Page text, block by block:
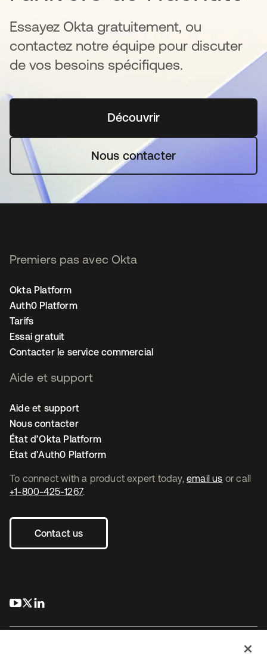
Essayez Okta gratuitement, ou
contactez notre équipe pour discuter
de vos besoins spécifiques.
Découvrirs’ouvre dans un nouvel
Nous contacter
To connect with a product expert today, email us or call
+1-800-425-1267.
Contact us
s’ouvre dans un nouvel onglet
s’ouvre dans un nouvel onglet
Premiers pas avec Okta
Okta Platform
Auth0 Platform
Tarifs
Essai gratuit
Contacter le service commercial
Aide et support
Aide et support
Nous contacter
État d’Okta Platform
État d’Auth0 Platform